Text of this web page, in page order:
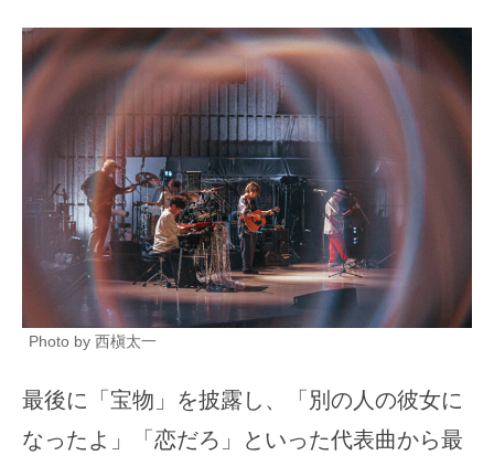
Photo by 西槇太一
最後に「宝物」を披露し、「別の人の彼女に
なったよ」「恋だろ」といった代表曲から最